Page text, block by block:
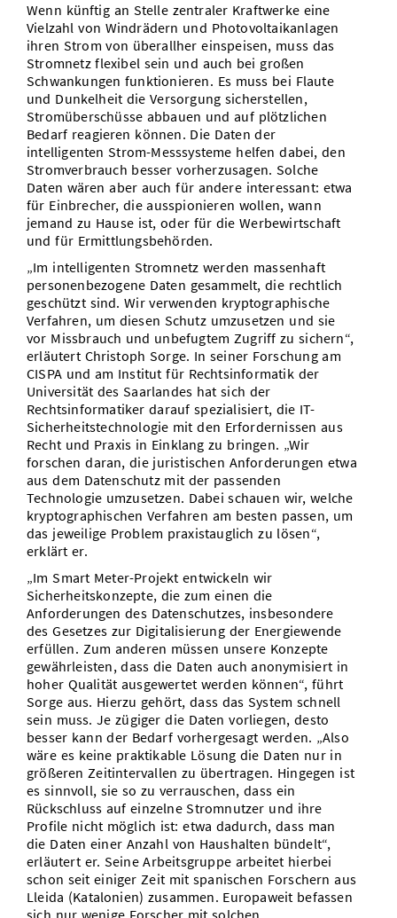
Wenn künftig an Stelle zentraler Kraftwerke eine
Vielzahl von Windrädern und Photovoltaikanlagen
ihren Strom von überallher einspeisen, muss das
Stromnetz flexibel sein und auch bei großen
Schwankungen funktionieren. Es muss bei Flaute
und Dunkelheit die Versorgung sicherstellen,
Stromüberschüsse abbauen und auf plötzlichen
Bedarf reagieren können. Die Daten der
intelligenten Strom-Messsysteme helfen dabei, den
Stromverbrauch besser vorherzusagen. Solche
Daten wären aber auch für andere interessant: etwa
für Einbrecher, die ausspionieren wollen, wann
jemand zu Hause ist, oder für die Werbewirtschaft
und für Ermittlungsbehörden.
„Im intelligenten Stromnetz werden massenhaft
personenbezogene Daten gesammelt, die rechtlich
geschützt sind. Wir verwenden kryptographische
Verfahren, um diesen Schutz umzusetzen und sie
vor Missbrauch und unbefugtem Zugriff zu sichern“,
erläutert Christoph Sorge. In seiner Forschung am
CISPA und am Institut für Rechtsinformatik der
Universität des Saarlandes hat sich der
Rechtsinformatiker darauf spezialisiert, die IT-
Sicherheitstechnologie mit den Erfordernissen aus
Recht und Praxis in Einklang zu bringen. „Wir
forschen daran, die juristischen Anforderungen etwa
aus dem Datenschutz mit der passenden
Technologie umzusetzen. Dabei schauen wir, welche
kryptographischen Verfahren am besten passen, um
das jeweilige Problem praxistauglich zu lösen“,
erklärt er.
„Im Smart Meter-Projekt entwickeln wir
Sicherheitskonzepte, die zum einen die
Anforderungen des Datenschutzes, insbesondere
des Gesetzes zur Digitalisierung der Energiewende
erfüllen. Zum anderen müssen unsere Konzepte
gewährleisten, dass die Daten auch anonymisiert in
hoher Qualität ausgewertet werden können“, führt
Sorge aus. Hierzu gehört, dass das System schnell
sein muss. Je zügiger die Daten vorliegen, desto
besser kann der Bedarf vorhergesagt werden. „Also
wäre es keine praktikable Lösung die Daten nur in
größeren Zeitintervallen zu übertragen. Hingegen ist
es sinnvoll, sie so zu verrauschen, dass ein
Rückschluss auf einzelne Stromnutzer und ihre
Profile nicht möglich ist: etwa dadurch, dass man
die Daten einer Anzahl von Haushalten bündelt“,
erläutert er. Seine Arbeitsgruppe arbeitet hierbei
schon seit einiger Zeit mit spanischen Forschern aus
Lleida (Katalonien) zusammen. Europaweit befassen